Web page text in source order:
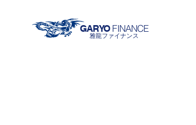
GARYOFINANCE
雅龍ファイナンス